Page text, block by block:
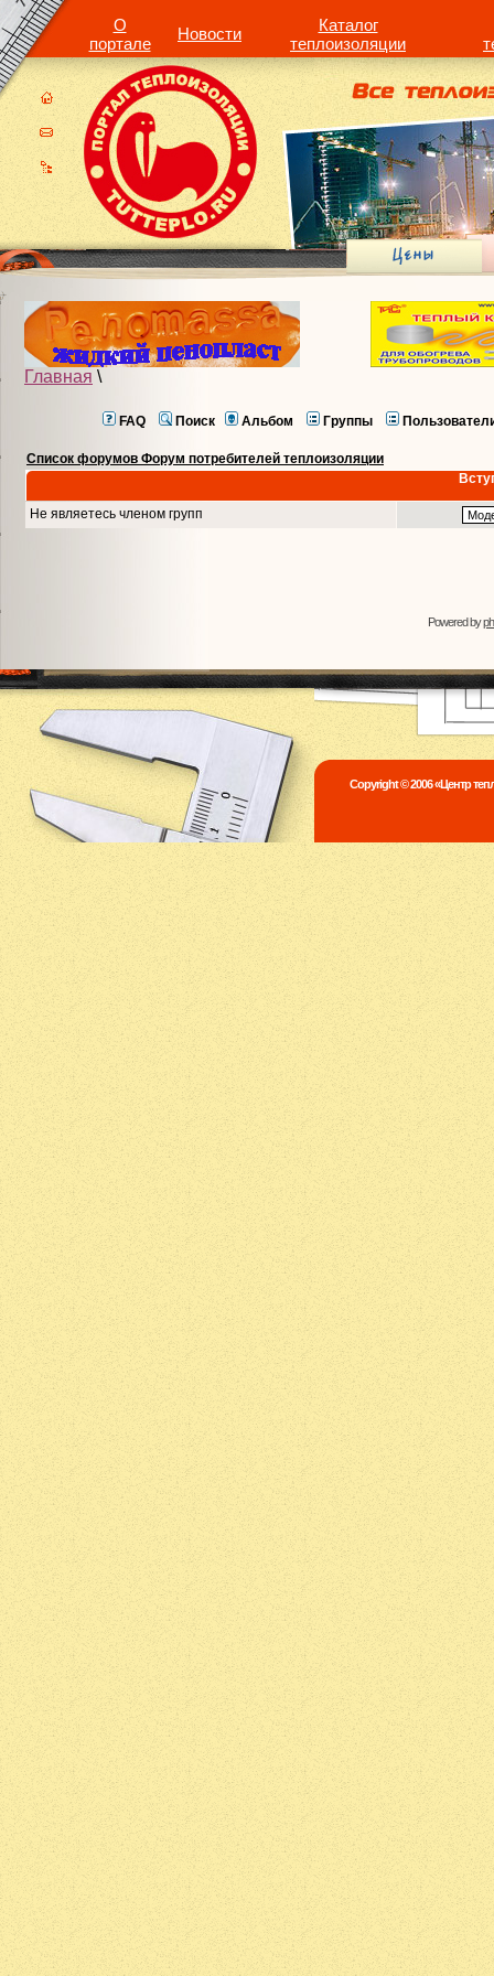
О
портале
Новости
Каталог
теплоизоляции
Главная \
FAQ Поиск Альбом Группы
Список форумов Форум потребителей теплоизоляции
Не являетесь членом групп
Powered by
Copyright © 2006 «Центр